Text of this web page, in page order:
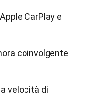
CarPlay e
coinvolgente
velocità di